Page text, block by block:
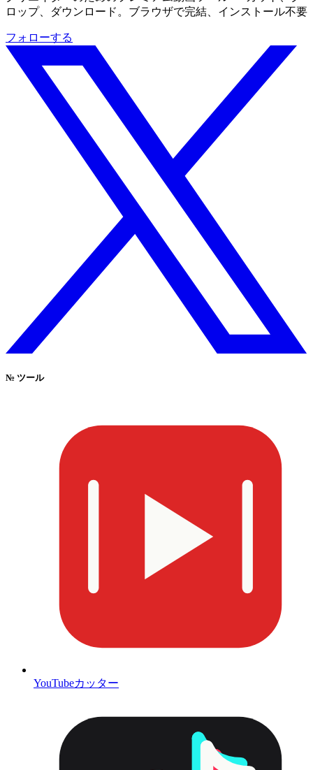
ロップ、ダウンロード。ブラウザで完結、インストール不要
フォローする
№ ツール
YouTubeカッター